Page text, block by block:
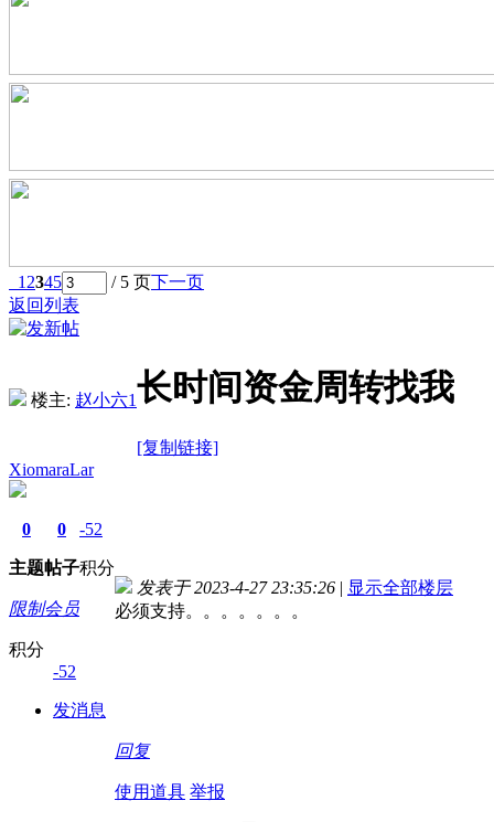
1 2345 / 5 页下一页
返回列表
楼主: 赵小六1长时间资金周转找我
[复制链接]
XiomaraLar
0
主题
0
帖子
-52
积分
限制会员
积分
-52
发消息
发表于 2023-4-27 23:35:26 | 显示全部楼层
必须支持。。。。。。。
回复
使用道具 举报